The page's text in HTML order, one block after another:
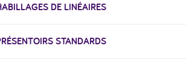
DE LINÉAIRES
STANDARDS